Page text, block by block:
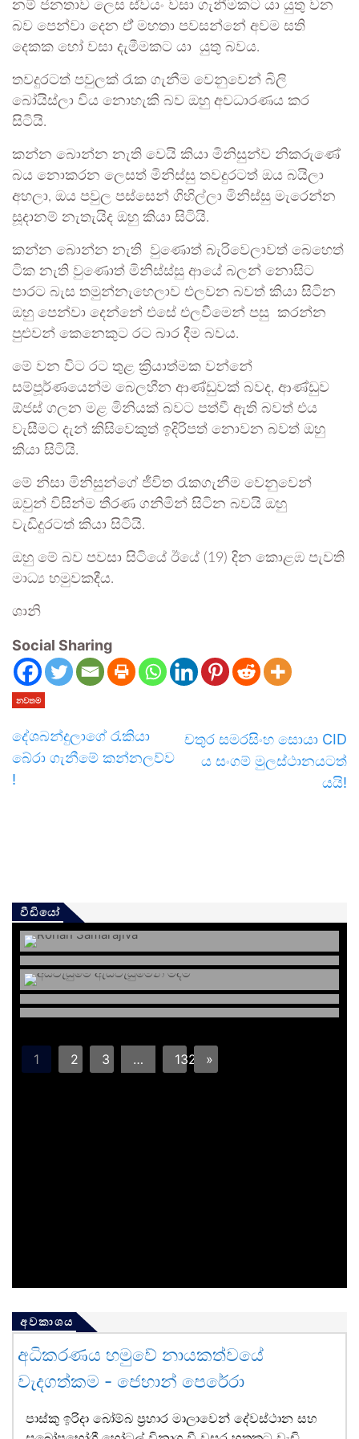
නම් ජනතාව ලෙස ස්වයං වසා ගැනීමකට යා යුතු වන
බව පෙන්වා දෙන ඒ් මහතා පවසන්නේ අවම සති
දෙකක හෝ වසා දැමීමකට යා යුතු බවය.
තවදුරටත් පවුලක් රැක ගැනීම වෙනුවෙන් බිලි
බෝයිස්ලා විය නොහැකි බව ඔහු අවධාරණය කර
සිටියි.
කන්න බොන්න නැති වෙයි කියා මිනිසුන්ව නිකරුණේ
බය නොකරන ලෙසත් මිනිස්සු තවදුරටත් ඔය බයිලා
අහලා, ඔය පවුල පස්සෙන් ගිහිල්ලා මිනිස්සු මැරෙන්න
සූදානම් නැතැයිද ඔහු කියා සිටියි.
කන්න බොන්න නැති වුණොත් බැරිවෙලාවත් බෙහෙත්
ටික නැති වුණොත් මිනිස්ස්සු ආයේ බලන් නොසිට
පාරට බැස තමුන්නැහෙලාව එලවන බවත් කියා සිටින
ඔහු පෙන්වා දෙන්නේ එසේ එලවීමෙන් පසු කරන්න
පුළුවන් කෙනෙකුට රට බාර දීම බවය.
මේ වන විට රට තුළ ක්‍රියාත්මක වන්නේ
සම්පූර්ණයෙන්ම බෙලහීන ආණ්ඩුවක් බවද, ආණ්ඩුව
ඕජස් ගලන මළ මිනියක් බවට පත්වී ඇති බවත් එය
වැසීමට දැන් කිසිවෙකුත් ඉදිරිපත් නොවන බවත් ඔහු
කියා සිටියි.
මේ නිසා මිනිසුන්ගේ ජීවිත රැකගැනීම වෙනුවෙන්
ඔවුන් විසින්ම තීරණ ගනිමින් සිටින බවයි ඔහු
වැඩිදුරටත් කියා සිටියි.
ඔහු මේ බව පවසා සිටියේ ඊයේ (19) දින කොළඹ පැවති
මාධ්‍ය හමුවකදීය.
ශානි
Social Sharing
නවතම
දේශබන්දුලාගේ රැකියා
බේරා ගැනීමේ කන්නලව්ව
!
චතුර සමරසිංහ සොයා CID
ය සංගම් මුලස්ථානයටත්
යයි!
වීඩියෝ
1 2 3 … 132 »
අවකාශය
අධිකරණය හමුවේ නායකත්වයේ
වැදගත්කම - ජෙහාන් පෙරේරා
පාස්කු ඉරිදා බෝම්බ ප්‍රහාර මාලාවෙන් දේවස්ථාන සහ